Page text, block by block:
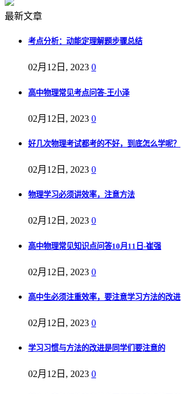
最新文章
考点分析：动能定理解题步骤总结
02月12日, 2023 0
高中物理常见考点问答-王小泽
02月12日, 2023 0
好几次物理考试都考的不好，到底怎么学呢？
02月12日, 2023 0
物理学习必须讲效率，注意方法
02月12日, 2023 0
高中物理常见知识点问答10月11日-崔强
02月12日, 2023 0
高中生必须注重效率，要注意学习方法的改进
02月12日, 2023 0
学习习惯与方法的改进是同学们要注意的
02月12日, 2023 0